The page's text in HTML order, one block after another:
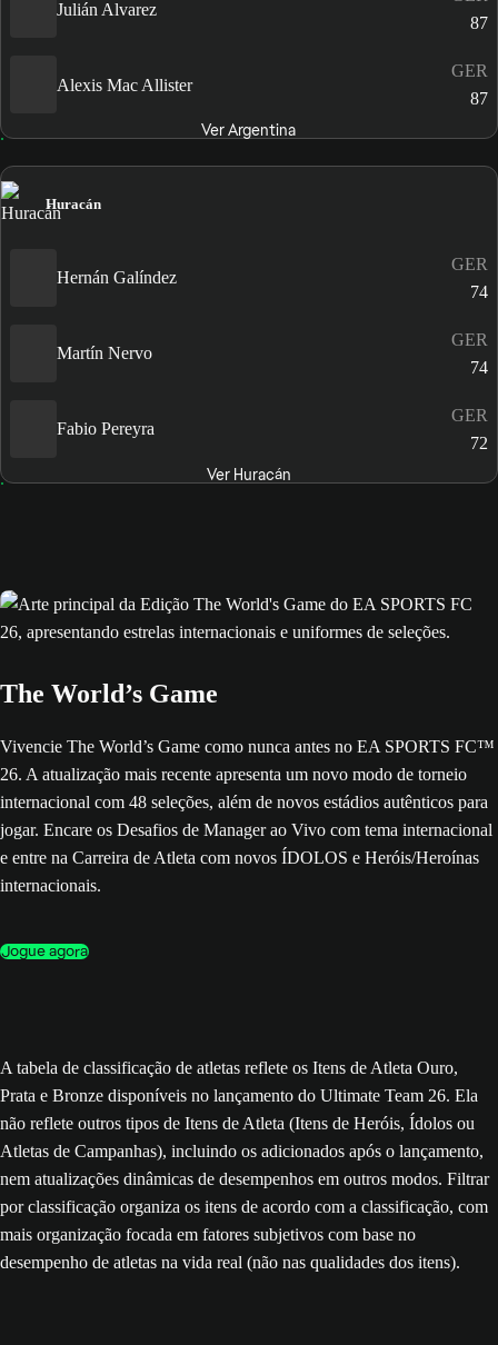
Julián Alvarez
87
Alexis Mac Allister
GER
87
Ver Argentina
Huracán
Hernán Galíndez
GER
74
Martín Nervo
GER
74
Fabio Pereyra
GER
72
Ver Huracán
The World’s Game
Vivencie The World’s Game como nunca antes no EA SPORTS FC™
26. A atualização mais recente apresenta um novo modo de torneio
internacional com 48 seleções, além de novos estádios autênticos para
jogar. Encare os Desafios de Manager ao Vivo com tema internacional
e entre na Carreira de Atleta com novos ÍDOLOS e Heróis/Heroínas
internacionais.
Jogue agora
A tabela de classificação de atletas reflete os Itens de Atleta Ouro,
Prata e Bronze disponíveis no lançamento do Ultimate Team 26. Ela
não reflete outros tipos de Itens de Atleta (Itens de Heróis, Ídolos ou
Atletas de Campanhas), incluindo os adicionados após o lançamento,
nem atualizações dinâmicas de desempenhos em outros modos. Filtrar
por classificação organiza os itens de acordo com a classificação, com
mais organização focada em fatores subjetivos com base no
desempenho de atletas na vida real (não nas qualidades dos itens).